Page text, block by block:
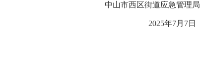
中山市西区街道应急管理局
2025年7月7日